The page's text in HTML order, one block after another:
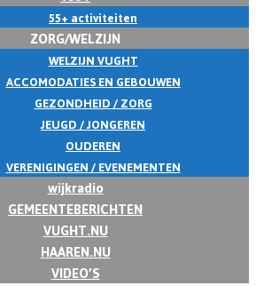
55+ activiteiten
ZORG/WELZIJN
WELZIJN VUGHT
ACCOMODATIES EN GEBOUWEN
GEZONDHEID / ZORG
JEUGD / JONGEREN
OUDEREN
VERENIGINGEN / EVENEMENTEN
wijkradio
GEMEENTEBERICHTEN
VUGHT.NU
HAAREN.NU
VIDEO’S